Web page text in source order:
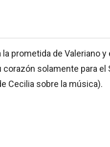
prometida de Valeriano y
solamente para el
Cecilia sobre la música).